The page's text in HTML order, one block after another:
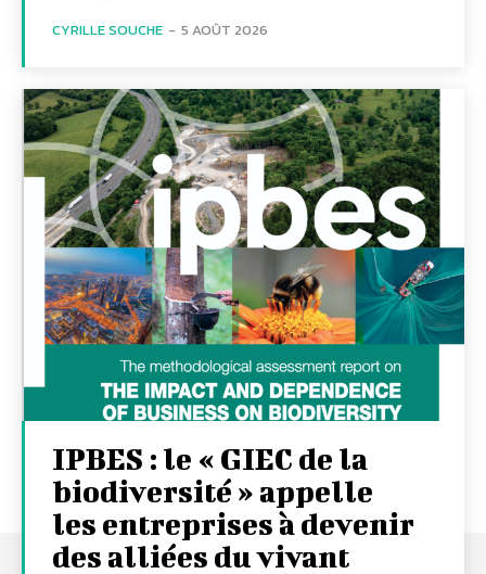
CYRILLE SOUCHE - 5 AOÛT 2026
IPBES : le « GIEC de la
biodiversité » appelle
les entreprises à devenir
des alliées du vivant